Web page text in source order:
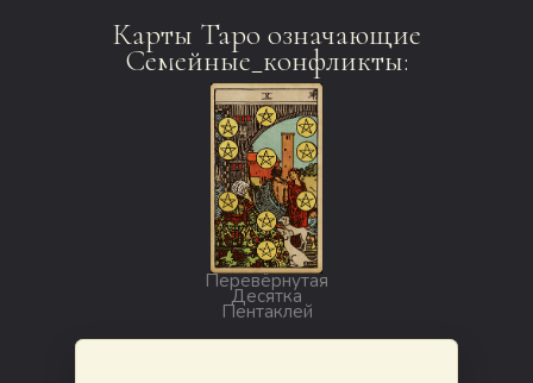
Карты Таро означающие
Семейные_конфликты:
Перевёрнутая
Десятка
Пентаклей